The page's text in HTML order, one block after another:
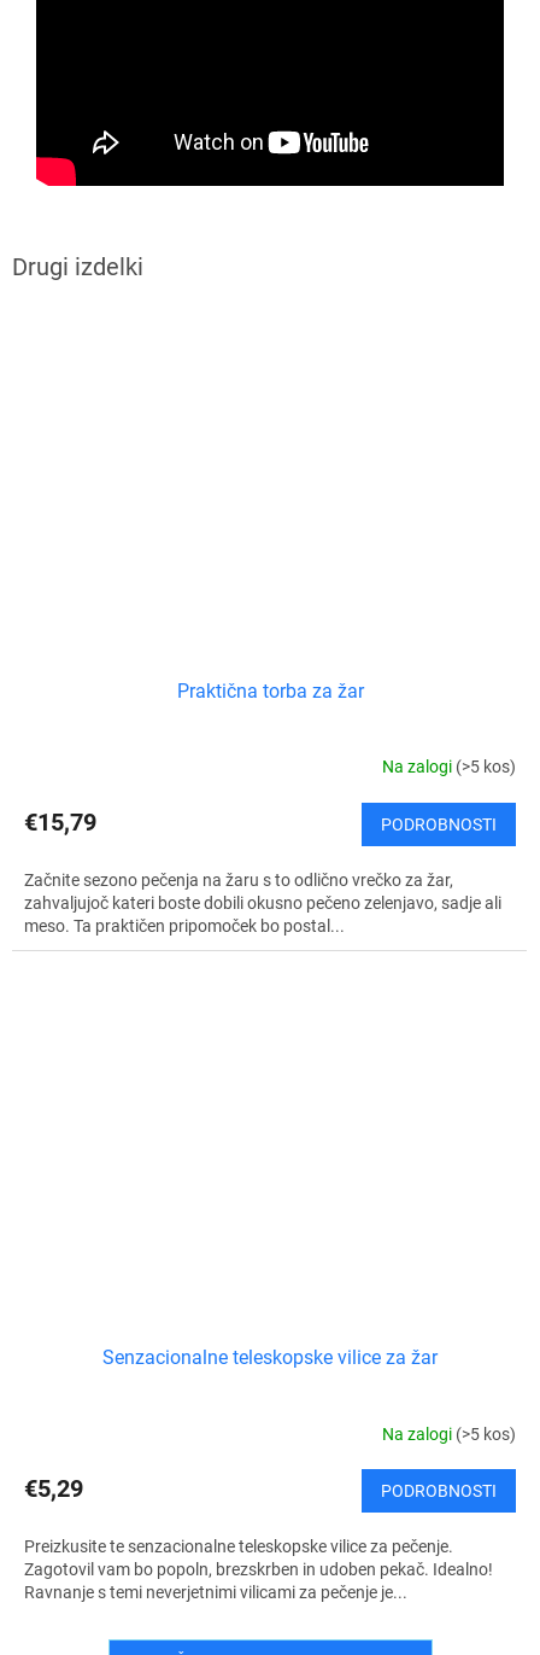
Praktična torba za žar
Na zalogi (>5 kos)
€15,79 PODROBNOSTI
Začnite sezono pečenja na žaru s to odlično vrečko za žar,
zahvaljujoč kateri boste dobili okusno pečeno zelenjavo, sadje ali
meso. Ta praktičen pripomoček bo postal...
Senzacionalne teleskopske vilice za žar
Na zalogi (>5 kos)
€5,29 PODROBNOSTI
Preizkusite te senzacionalne teleskopske vilice za pečenje.
Zagotovil vam bo popoln, brezskrben in udoben pekač. Idealno!
Ravnanje s temi neverjetnimi vilicami za pečenje je...